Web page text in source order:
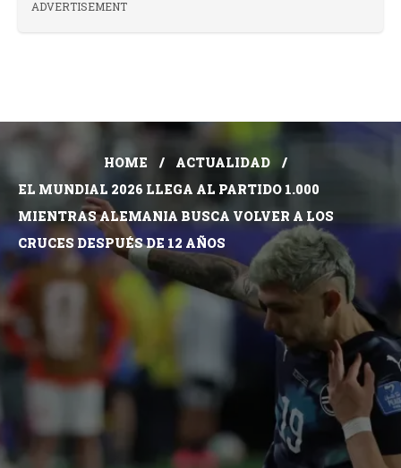
ADVERTISEMENT
HOME
ACTUALIDAD
EL MUNDIAL 2026 LLEGA AL PARTIDO 1.000
MIENTRAS ALEMANIA BUSCA VOLVER A LOS
CRUCES DESPUÉS DE 12 AÑOS